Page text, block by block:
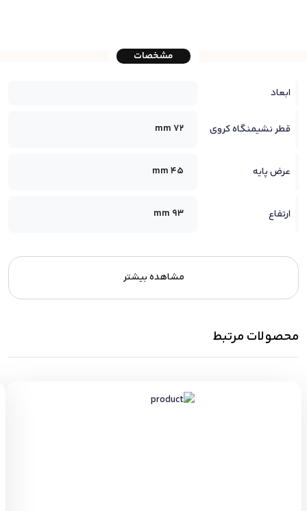
مشخصات
ابعاد
قطر نشیمنگاه کروی 72 mm
عرض پایه 45 mm
ارتفاع 93 mm
مشاهده بیشتر
محصولات مرتبط